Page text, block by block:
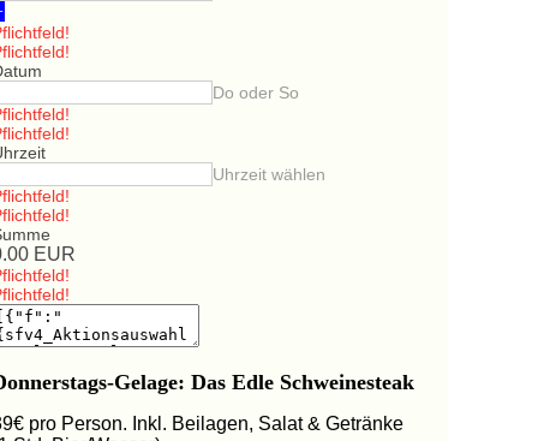
Do oder So
Uhrzeit wählen
EUR
Gelage: Das Edle Schweinesteak
pro Person. Inkl. Beilagen, Salat & Getränke